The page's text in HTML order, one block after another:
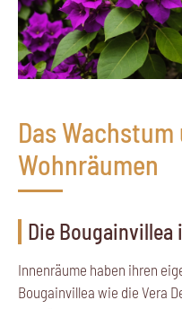
Das
Wohnräumen
Die
Innenräume haben ihren
Bougainvillea wie die Vera